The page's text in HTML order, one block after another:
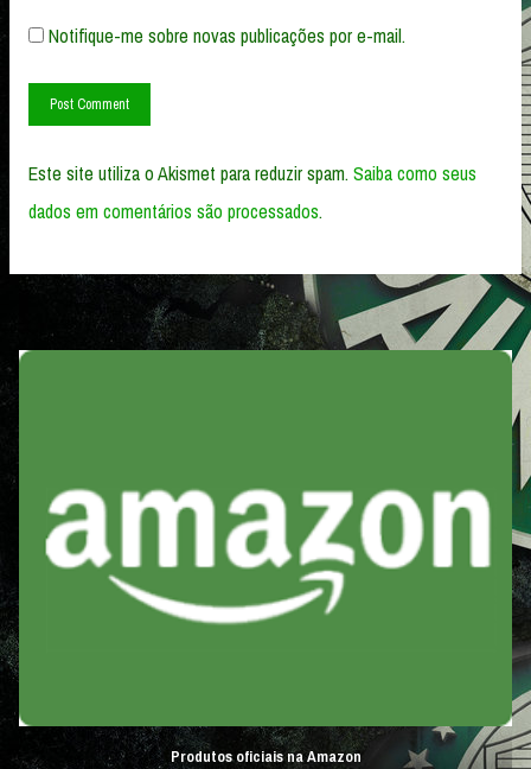
Notifique-me sobre novas publicações por e-mail.
Este site utiliza o Akismet para reduzir spam.Saiba como seus
dados em comentários são processados.
Produtos oficiais na Amazon